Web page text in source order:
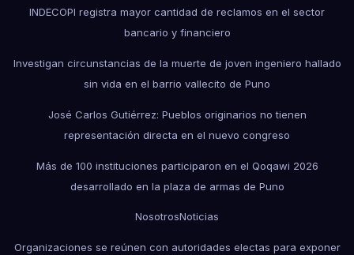
INDECOPI registra mayor cantidad de reclamos en el sector
bancario y financiero
Investigan circunstancias de la muerte de joven ingeniero hallado
sin vida en el barrio vallecito de Puno
José Carlos Gutiérrez: Pueblos originarios no tienen
representación directa en el nuevo congreso
Más de 100 instituciones participaron en el Qoqawi 2026
desarrollado en la plaza de armas de Puno
NosotrosNoticias
Organizaciones se reúnen con autoridades electas para exponer